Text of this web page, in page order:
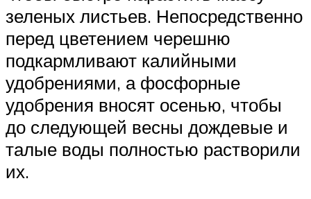
зеленых листьев. Непосредственно
перед цветением черешню
подкармливают калийными
удобрениями, а фосфорные
удобрения вносят осенью, чтобы
до следующей весны дождевые и
талые воды полностью растворили
их.